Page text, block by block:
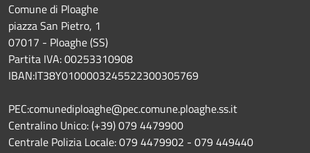
Comune di Ploaghe
piazza San Pietro, 1
07017 - Ploaghe (SS)
Partita IVA: 00253310908
IBAN:IT38Y0100003245522300305769
PEC:comunediploaghe@pec.comune.ploaghe.ss.it
Centralino Unico: (+39) 079 4479900
Centrale Polizia Locale: 079 4479902 - 079 449440